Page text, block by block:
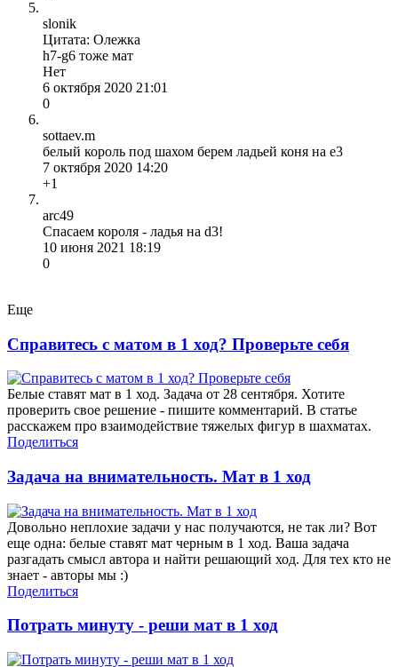
slonik
Цитата: Олежка
h7-g6 тоже мат
Нет
6 октября 2020 21:01
0
sottaev.m
белый король под шахом берем ладьей коня на е3
7 октября 2020 14:20
+1
arc49
Спасаем короля - ладья на d3!
10 июня 2021 18:19
0
Еще
Справитесь с матом в 1 ход? Проверьте себя
Белые ставят мат в 1 ход. Задача от 28 сентября. Хотите
проверить свое решение - пишите комментарий. В статье
расскажем про взаимодействие тяжелых фигур в шахматах.
Поделиться
Задача на внимательность. Мат в 1 ход
Довольно неплохие задачи у нас получаются, не так ли? Вот
еще одна: белые ставят мат черным в 1 ход. Ваша задача
разгадать смысл автора и найти решающий ход. Для тех кто не
знает - авторы мы :)
Поделиться
Потрать минуту - реши мат в 1 ход